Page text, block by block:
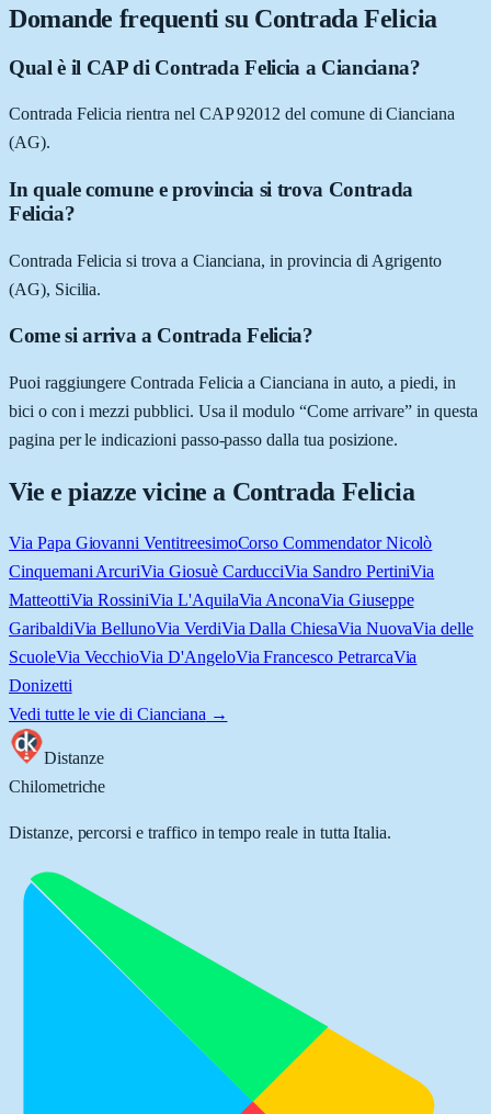
Domande frequenti su Contrada Felicia
Qual è il CAP di Contrada Felicia a Cianciana?
Contrada Felicia rientra nel CAP 92012 del comune di Cianciana
(AG).
In quale comune e provincia si trova Contrada
Felicia?
Contrada Felicia si trova a Cianciana, in provincia di Agrigento
(AG), Sicilia.
Come si arriva a Contrada Felicia?
Puoi raggiungere Contrada Felicia a Cianciana in auto, a piedi, in
bici o con i mezzi pubblici. Usa il modulo “Come arrivare” in questa
pagina per le indicazioni passo-passo dalla tua posizione.
Vie e piazze vicine a Contrada Felicia
Via Papa Giovanni VentitreesimoCorso Commendator Nicolò
Cinquemani ArcuriVia Giosuè CarducciVia Sandro PertiniVia
MatteottiVia RossiniVia L'AquilaVia AnconaVia Giuseppe
GaribaldiVia BellunoVia VerdiVia Dalla ChiesaVia NuovaVia delle
ScuoleVia VecchioVia D'AngeloVia Francesco PetrarcaVia
Donizetti
Vedi tutte le vie di Cianciana →
Distanze
Chilometriche
Distanze, percorsi e traffico in tempo reale in tutta Italia.